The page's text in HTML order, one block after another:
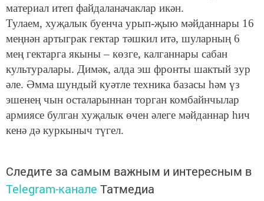
материал итеп файдаланачаклар икән.
Тулаем, хуҗалык буенча урып-җыю мәйданнары 16
меңнән артыграк гектар тәшкил итә, шуларның 6
мең гектарга якыны – көзге, калганнары сабан
культуралары. Димәк, алда эш фронты шактый зур
әле. Әмма шундый куәтле техника базасы һәм үз
эшенең чын осталарыннан торган комбайнчылар
армиясе булган хуҗалык өчен әлеге мәйданнар һич
кенә дә куркыныч түгел.
Следите за самым важным и интересным в
Telegram-канале Татмедиа